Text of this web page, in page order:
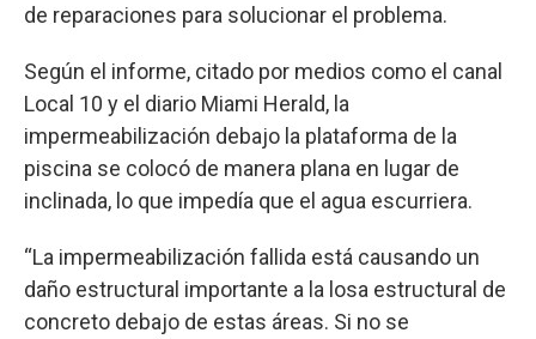
de reparaciones para solucionar el problema.
Según el informe, citado por medios como el canal
Local 10 y el diario Miami Herald, la
impermeabilización debajo la plataforma de la
piscina se colocó de manera plana en lugar de
inclinada, lo que impedía que el agua escurriera.
“La impermeabilización fallida está causando un
daño estructural importante a la losa estructural de
concreto debajo de estas áreas. Si no se